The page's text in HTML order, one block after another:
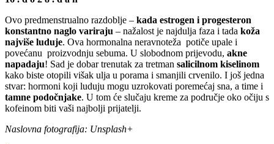
Ovo predmenstrualno razdoblje – kada estrogen i progesteron
konstantno naglo variraju – nažalost je najdulja faza i tada koža
najviše luduje. Ova hormonalna neravnoteža potiče upale i
povećanu proizvodnju sebuma. U slobodnom prijevodu, akne
napadaju! Sad je dobar trenutak za tretman salicilnom kiselinom
kako biste otopili višak ulja u porama i smanjili crvenilo. I još jedna
stvar: hormoni koji luduju mogu uzrokovati poremećaj sna, a time i
tamne podočnjake. U tom će slučaju kreme za područje oko očiju s
kofeinom biti vaši najbolji prijatelji.
Naslovna fotografija: Unsplash+